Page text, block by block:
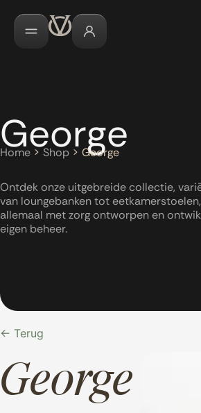
George
Home > Shop > George
Ontdek onze uitgebreide collectie,
van loungebanken tot eetkamerstoelen,
allemaal met zorg ontworpen en
eigen beheer.
← Terug
George